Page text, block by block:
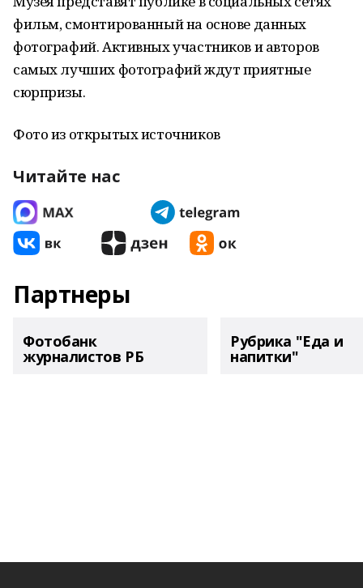
фильм, смонтированный на основе данных
фотографий. Активных участников и авторов
самых лучших фотографий ждут приятные
сюрпризы.
Фото из открытых источников
Читайте нас
Партнеры
Фотобанк
журналистов РБ
Рубрика "Еда и
напитки"